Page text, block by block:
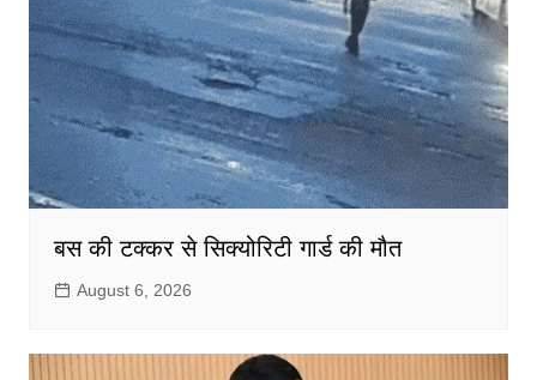
बस की टक्कर से सिक्योरिटी गार्ड की मौत
August 6, 2026